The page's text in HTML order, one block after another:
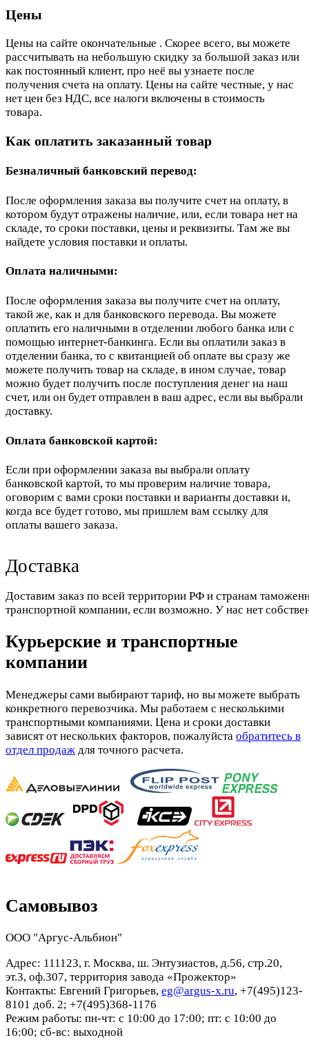
Цены
Цены на сайте окончательные . Скорее всего, вы можете
рассчитывать на небольшую скидку за большой заказ или
как постоянный клиент, про неё вы узнаете после
получения счета на оплату. Цены на сайте честные, у нас
нет цен без НДС, все налоги включены в стоимость
товара.
Как оплатить заказанный товар
Безналичный банковский перевод:
После оформления заказа вы получите счет на оплату, в
котором будут отражены наличие, или, если товара нет на
складе, то сроки поставки, цены и реквизиты. Там же вы
найдете условия поставки и оплаты.
Оплата наличными:
После оформления заказа вы получите счет на оплату,
такой же, как и для банковского перевода. Вы можете
оплатить его наличными в отделении любого банка или с
помощью интернет-банкинга. Если вы оплатили заказ в
отделении банка, то с квитанцией об оплате вы сразу же
можете получить товар на складе, в ином случае, товар
можно будет получить после поступления денег на наш
счет, или он будет отправлен в ваш адрес, если вы выбрали
доставку.
Оплата банковской картой:
Если при оформлении заказа вы выбрали оплату
банковской картой, то мы проверим наличие товара,
оговорим с вами сроки поставки и варианты доставки и,
когда все будет готово, мы пришлем вам ссылку для
оплаты вашего заказа.
Доставка
Доставим заказ по всей территории РФ и странам
транспортной компании, если возможно. У нас нет
Курьерские и транспортные
компании
Менеджеры сами выбирают тариф, но вы можете выбрать
конкретного перевозчика. Мы работаем с несколькими
транспортными компаниями. Цена и сроки доставки
зависят от нескольких факторов, пожалуйста обратитесь в
отдел продаж для точного расчета.
Самовывоз
ООО "Аргус-Альбион"
Адрес: 111123, г. Москва, ш. Энтузиастов, д.56, стр.20,
эт.3, оф.307, территория завода «Прожектор»
Контакты: Евгений Григорьев, eg@argus-x.ru, +7(495)123-
8101 доб. 2; +7(495)368-1176
Режим работы: пн-чт: с 10:00 до 17:00; пт: с 10:00 до
16:00; сб-вс: выходной